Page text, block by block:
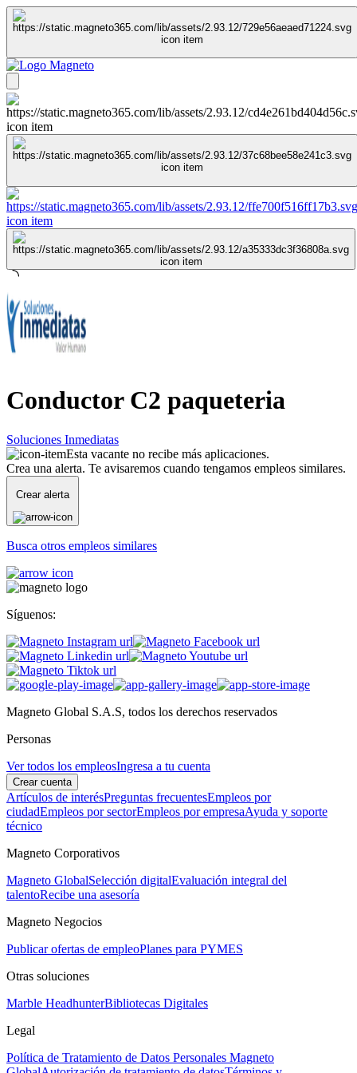
Conductor C2 paqueteria
Soluciones Inmediatas
Esta vacante no recibe más aplicaciones.
Crea una alerta. Te avisaremos cuando tengamos empleos similares.
Crear alerta
Busca otros empleos similares
Síguenos:
Magneto Global S.A.S, todos los derechos reservados
Personas
Ver todos los empleosIngresa a tu cuenta
Crear cuenta
Artículos de interésPreguntas frecuentesEmpleos por
ciudadEmpleos por sectorEmpleos por empresaAyuda y soporte
técnico
Magneto Corporativos
Magneto GlobalSelección digitalEvaluación integral del
talentoRecibe una asesoría
Magneto Negocios
Publicar ofertas de empleoPlanes para PYMES
Otras soluciones
Marble HeadhunterBibliotecas Digitales
Legal
Política de Tratamiento de Datos Personales Magneto